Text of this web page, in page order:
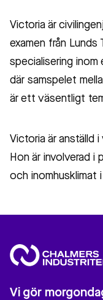
Victoria är
examen från Lunds
specialisering inom
där samspelet
är ett väsentligt
Victoria är anställd
Hon är involverad
och inomhusklimat
Vi gör